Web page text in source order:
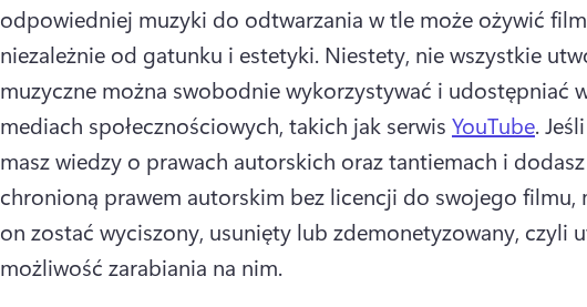
odpowiedniej muzyki do odtwarzania w tle może ożywić film
niezależnie od gatunku i estetyki. Niestety, nie wszystkie
muzyczne można swobodnie wykorzystywać i udostępniać
mediach społecznościowych, takich jak serwis YouTube.
masz wiedzy o prawach autorskich oraz tantiemach i
chronioną prawem autorskim bez licencji do swojego filmu,
on zostać wyciszony, usunięty lub zdemonetyzowany, czyli
możliwość zarabiania na nim.